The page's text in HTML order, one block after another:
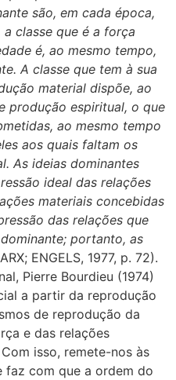
são, em cada época,
classe que é a força
é, ao mesmo tempo,
A classe que tem à sua
material dispõe, ao
produção espiritual, o que
ao mesmo tempo
aos quais faltam os
As ideias dominantes
ideal das relações
materiais concebidas
das relações que
portanto, as
ENGELS, 1977, p. 72).
Pierre Bourdieu (1974)
a partir da reprodução
de reprodução da
e das relações
isso, remete-nos às
faz com que a ordem do